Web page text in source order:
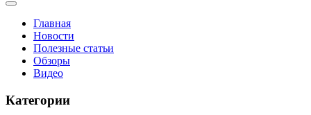
Главная
Новости
Полезные статьи
Обзоры
Видео
Категории